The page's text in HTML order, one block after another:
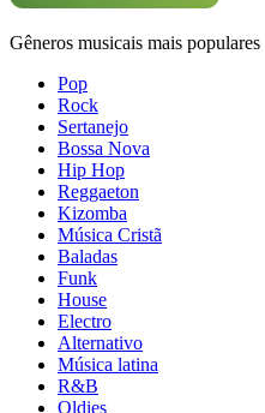
Gêneros musicais mais populares
Pop
Rock
Sertanejo
Bossa Nova
Hip Hop
Reggaeton
Kizomba
Música Cristã
Baladas
Funk
House
Electro
Alternativo
Música latina
R&B
Oldies